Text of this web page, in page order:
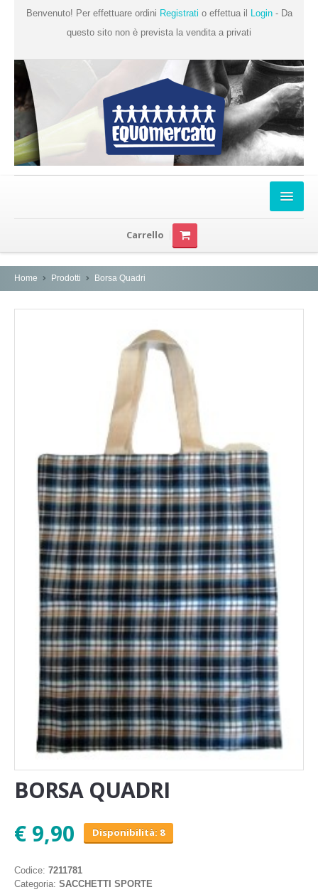
Benvenuto! Per effettuare ordini Registrati o effettua il Login- Da
questo sito non è prevista la vendita a privati
Chi Siamo
Prodotti
Produttori
Carrello
Home Prodotti Borsa Quadri
BORSA QUADRI
€ 9,90
Disponibilità: 8
Codice: 7211781
Categoria: SACCHETTI SPORTE